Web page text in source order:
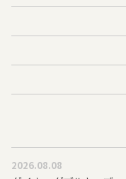
2026.08.08